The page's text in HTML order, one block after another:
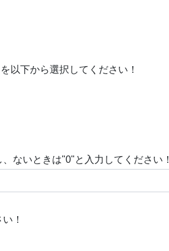
以下から選択してください！
ないときは"0"と入力してください！
！